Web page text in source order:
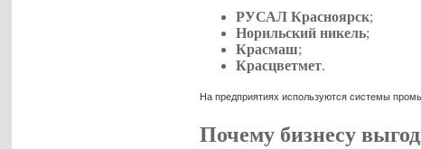
РУСАЛ Красноярск;
Норильский никель;
Красмаш;
Красцветмет.
На предприятиях используются системы
Почему бизнесу